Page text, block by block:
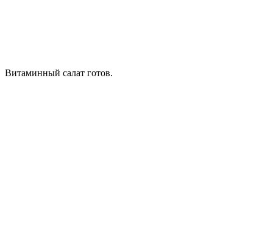
Витаминный салат готов.